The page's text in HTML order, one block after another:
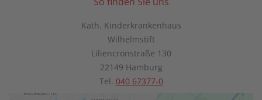
Kath. Kinderkrankenhaus
Wilhelmstift
Liliencronstraße 130
22149 Hamburg
Tel. 040 67377-0